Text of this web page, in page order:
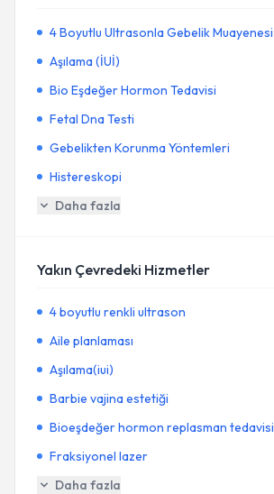
4 Boyutlu Ultrasonla Gebelik Muayenesi
Aşılama (İUİ)
Bio Eşdeğer Hormon Tedavisi
Fetal Dna Testi
Gebelikten Korunma Yöntemleri
Histereskopi
Daha fazla
Yakın Çevredeki Hizmetler
4 boyutlu renkli ultrason
Aile planlaması
Aşılama(iui)
Barbie vajina estetiği
Bioeşdeğer hormon replasman tedavisi
Fraksiyonel lazer
Daha fazla